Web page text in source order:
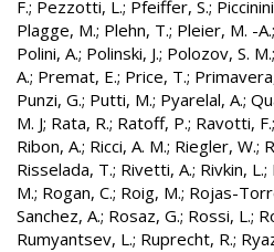
F.; Pezzotti, L.; Pfeiffer, S.;
Plagge, M.; Plehn, T.; Pleier, M. -A.;
Polini, A.; Polinski, J.; Polozov, S. M.;
A.; Premat, E.; Price, T.;
Punzi, G.; Putti, M.; Pyarelal, A.;
M. J; Rata, R.; Ratoff, P.; Ravotti, F.;
Ribon, A.; Ricci, A. M.; Riegler, W.;
Risselada, T.; Rivetti, A.; Rivkin, L.;
M.; Rogan, C.; Roig, M.; Rojas-
Sanchez, A.; Rosaz, G.; Rossi, L.;
Rumyantsev, L.; Ruprecht, R.;